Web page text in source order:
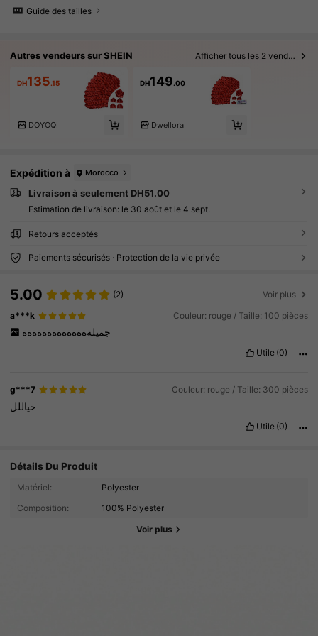
Guide des tailles
Autres vendeurs sur SHEIN Afficher tous les 2 vendeurs
DH135.15
DOYOQI
DH149.00
Dwellora
Expédition à Morocco
Livraison à seulement DH51.00
Estimation de livraison: le 30 août et le 4 sept.
Retours acceptés
Paiements sécurisés · Protection de la vie privée
5.00 (2) Voir plus
a***k Couleur: rouge / Taille: 100 pièces
جميلةةةةةةةةةةةةةة
Utile (0)
g***7 Couleur: rouge / Taille: 300 pièces
خياللل
Utile (0)
Détails Du Produit
Matériel:
Polyester
Composition:
100% Polyester
Voir plus